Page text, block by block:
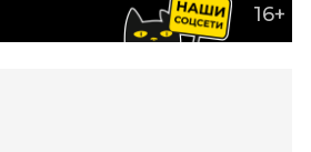
16+